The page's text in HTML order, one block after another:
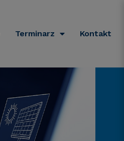
Terminarz Kontakt